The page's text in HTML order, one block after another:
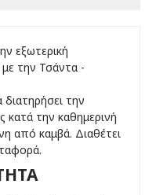
εξωτερική
την Τσάντα -
την
την καθημερινή
από καμβά. Διαθέτει